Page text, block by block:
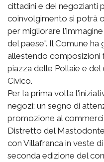
cittadini e dei negozianti
coinvolgimento si potrà
per migliorare
del paese". Il Comune
allestendo composizioni
piazza delle Pollaie e
Civico.
Per la prima volta
negozi: un segno di
promozione al
Distretto del
con Villafranca in veste
seconda edizione del